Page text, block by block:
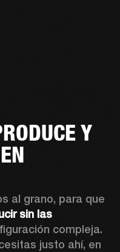
Y
al grano, para que
sin las
compleja.
justo ahí, en